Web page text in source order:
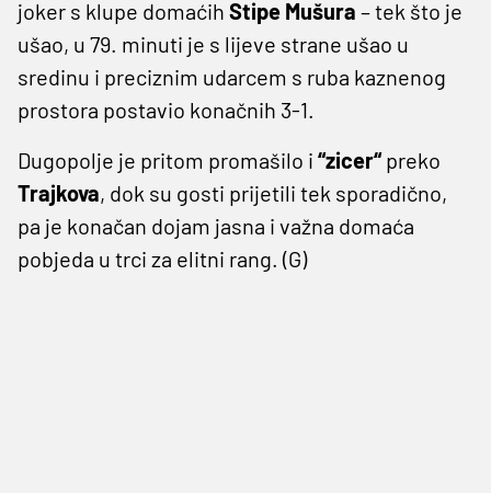
joker s klupe domaćih Stipe Mušura – tek što je
ušao, u 79. minuti je s lijeve strane ušao u
sredinu i preciznim udarcem s ruba kaznenog
prostora postavio konačnih 3-1.
Dugopolje je pritom promašilo i “zicer“preko
Trajkova, dok su gosti prijetili tek sporadično,
pa je konačan dojam jasna i važna domaća
pobjeda u trci za elitni rang. (G)